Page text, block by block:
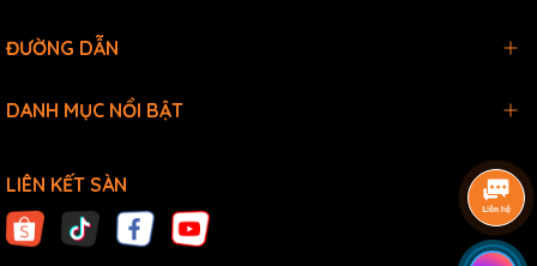
ĐƯỜNG DẪN
DANH MỤC NỔI BẬT
LIÊN KẾT SÀN